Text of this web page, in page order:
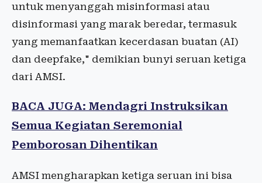
untuk menyanggah misinformasi atau
disinformasi yang marak beredar, termasuk
yang memanfaatkan kecerdasan buatan (AI)
dan deepfake," demikian bunyi seruan ketiga
dari AMSI.
BACA JUGA: Mendagri Instruksikan
Semua Kegiatan Seremonial
Pemborosan Dihentikan
AMSI mengharapkan ketiga seruan ini bisa